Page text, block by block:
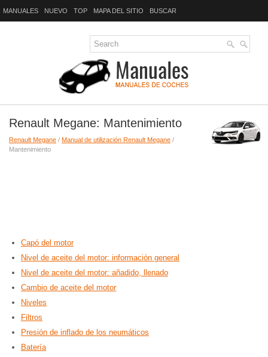
MANUALES NUEVO TOP MAPA DEL SITIO BUSCAR
Renault Megane: Mantenimiento
Renault Megane / Manual de utilización Renault Megane /
Mantenimiento
Capó del motor
Nivel de aceite del motor: información general
Nivel de aceite del motor: añadido, llenado
Cambio de aceite del motor
Niveles
Filtros
Presión de inflado de los neumáticos
Batería